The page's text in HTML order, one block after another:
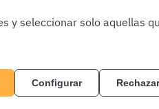
vuestros apuntesy con el
y seleccionar solo aquellas
Configurar Rechazar